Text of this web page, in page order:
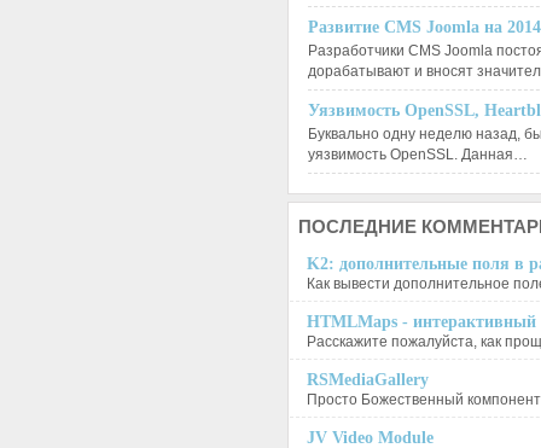
Развитие CMS Joomla на
Разработчики CMS Joomla
дорабатывают и вносят
Уязвимость OpenSSL,
Буквально одну неделю назад,
уязвимость OpenSSL. Данная…
ПОСЛЕДНИЕ
K2: дополнительные поля в
Как вывести дополнительное
HTMLMaps - интерактивный
Расскажите пожалуйста, как
RSMediaGallery
Просто Божественный
JV Video Module